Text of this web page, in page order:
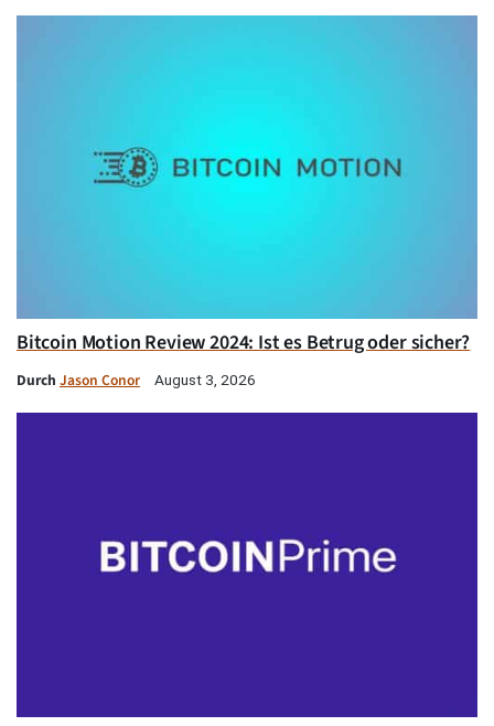
Bitcoin Motion Review 2024: Ist es Betrug oder sicher?
Durch Jason Conor August 3, 2026